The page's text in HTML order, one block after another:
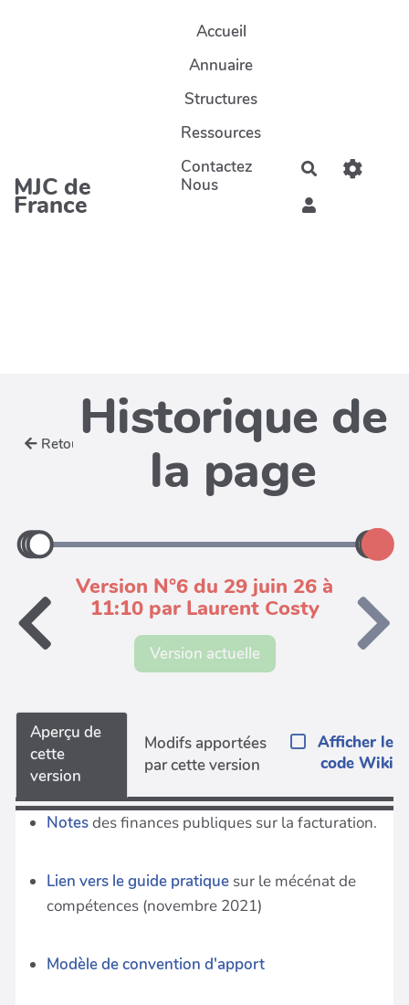
MJC de
France
Accueil
Annuaire
Structures
Ressources
Contactez
Nous
Rechercher
Retour Historique de
la page
Version N°6 du 29 juin 26 à
11:10 par Laurent Costy
Version actuelle
Aperçu de
cette
version
Modifs apportées
par cette version
Afficher le
code Wiki